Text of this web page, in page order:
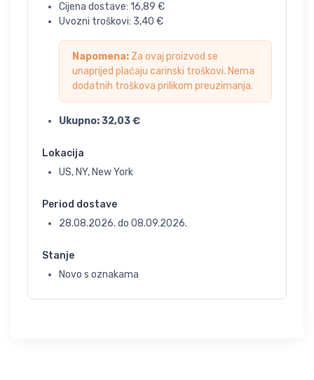
Cijena dostave: 16,89 €
Uvozni troškovi: 3,40 €
Napomena: Za ovaj proizvod se
unaprijed plaćaju carinski troškovi. Nema
dodatnih troškova prilikom preuzimanja.
Ukupno:32,03€
Lokacija
US, NY, New York
Period dostave
28.08.2026. do 08.09.2026.
Stanje
Novo s oznakama